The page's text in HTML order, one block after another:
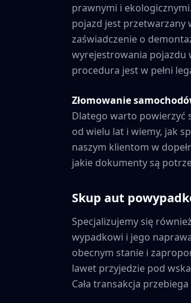
prawnymi i
pojazd jest przetwarzany
zaświadczenie o
wyrejestrowania pojazdu
procedura jest w pełni
Złomowanie
Dlatego warto powierzyć
od wielu lat i wiemy, jak
naszym klientom w
jakie dokumenty są
Skup aut
Specjalizujemy się
wypadkowi i jego
obecnym stanie i
lawet przyjedzie pod
Cała transakcja